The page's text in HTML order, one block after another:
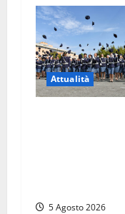
Attualità
5 Agosto 2026